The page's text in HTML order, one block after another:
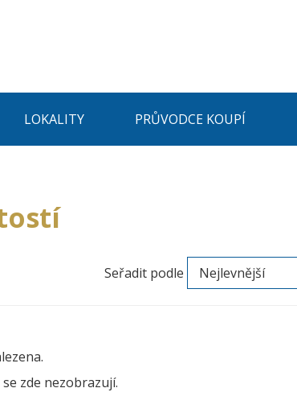
LOKALITY PRŮVODCE KOUPÍ
Seřadit podle
zde nezobrazují.